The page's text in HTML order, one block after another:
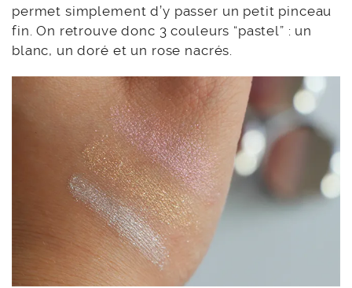
permet simplement d’y passer un petit pinceau
fin. On retrouve donc 3 couleurs “pastel” : un
blanc, un doré et un rose nacrés.